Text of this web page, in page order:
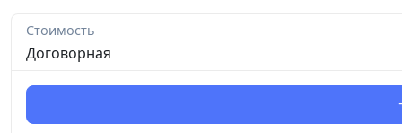
Стоимость
Договорная